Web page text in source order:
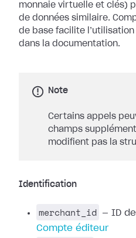
monnaie virtuelle et clés)
de données similaire.
de base facilite
dans la documentation.
Note
Certains appels
champs
modifient pas la
Identification
merchant_id
— ID
Compte éditeur